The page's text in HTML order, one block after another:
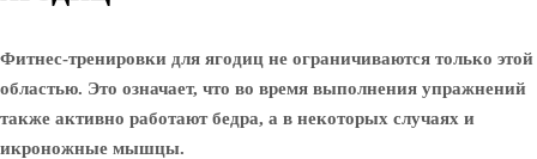
Фитнес-тренировки для ягодиц не ограничиваются только этой
областью. Это означает, что во время выполнения упражнений
также активно работают бедра, а в некоторых случаях и
икроножные мышцы.